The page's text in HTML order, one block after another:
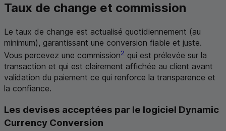
Taux de change et commission
Le taux de change est actualisé quotidiennement (au
minimum), garantissant une conversion fiable et juste.
Vous percevez une commission2 qui est prélevée sur la
transaction et qui est clairement affichée au client avant
validation du paiement ce qui renforce la transparence et
la confiance.
Les devises acceptées par le logiciel Dynamic
Currency Conversion